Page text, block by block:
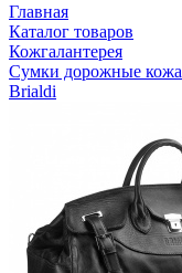
Главная
Каталог товаров
Кожгалантерея
Сумки дорожные
Brialdi